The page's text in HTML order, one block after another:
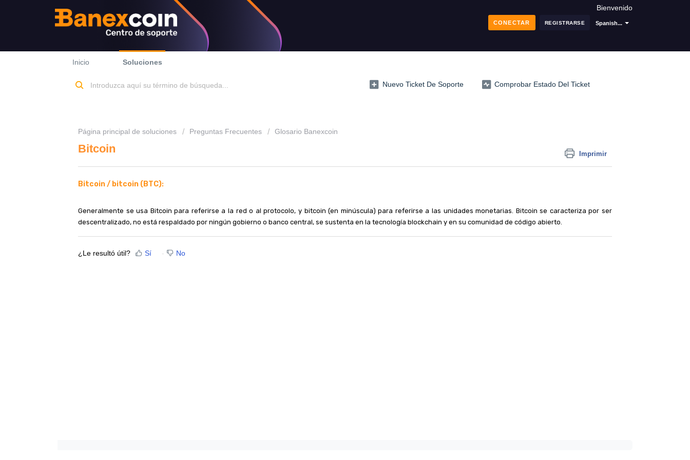
Spanish...
Bienvenido
CONECTAR REGISTRARSE
Inicio Soluciones
Nuevo Ticket De Soporte Comprobar Estado Del Ticket
Página principal de soluciones Preguntas Frecuentes Glosario Banexcoin
Bitcoin Imprimir
Bitcoin / bitcoin (BTC):
Generalmente se usa Bitcoin para referirse a la red o al protocolo, y bitcoin (en minúscula) para referirse a las unidades monetarias. Bitcoin se caracteriza por ser
descentralizado, no está respaldado por ningún gobierno o banco central, se sustenta en la tecnología blockchain y en su comunidad de código abierto.
¿Le resultó útil? Sí No